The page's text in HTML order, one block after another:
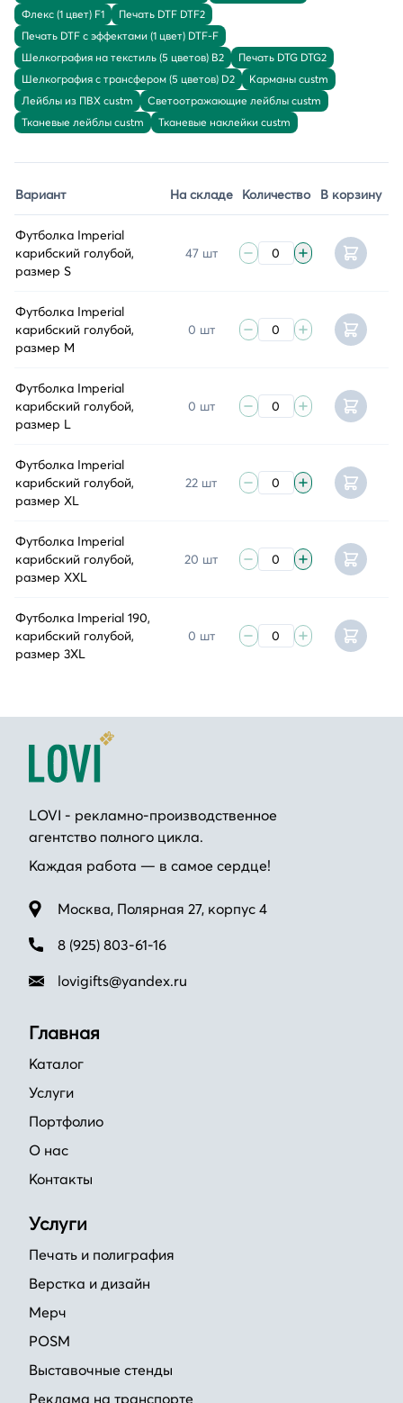
Флекс (1 цвет) F1
Печать DTF DTF2
Печать DTF с эффектами (1 цвет) DTF-F
Шелкография на текстиль (5 цветов) B2
Печать DTG DTG2
Шелкография с трансфером (5 цветов) D2
Карманы custm
Лейблы из ПВХ custm
Светоотражающие лейблы custm
Тканевые лейблы custm
Тканевые наклейки custm
Вариант На складе Количество В корзину
Футболка Imperial
карибский голубой,
размер S
47 шт
Футболка Imperial
карибский голубой,
размер M
0 шт
Футболка Imperial
карибский голубой,
размер L
0 шт
Футболка Imperial
карибский голубой,
размер XL
22 шт
Футболка Imperial
карибский голубой,
размер XXL
20 шт
Футболка Imperial 190,
карибский голубой,
размер 3XL
0 шт
LOVI - рекламно-производственное
агентство полного цикла.
Каждая работа — в самое сердце!
Москва, Полярная 27, корпус 4
8 (925) 803-61-16
lovigifts@yandex.ru
Главная
Каталог
Услуги
Портфолио
О нас
Контакты
Услуги
Печать и полиграфия
Верстка и дизайн
Мерч
POSM
Выставочные стенды
Реклама на транспорте